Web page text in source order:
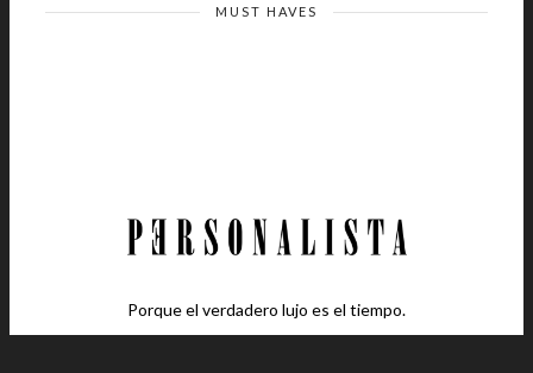
MUST HAVES
Porque el verdadero lujo es el tiempo.